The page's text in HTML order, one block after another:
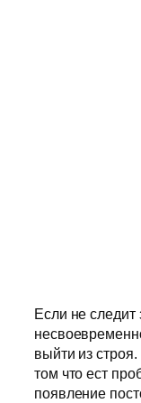
Если не следит
выйти из
том что ест
появление